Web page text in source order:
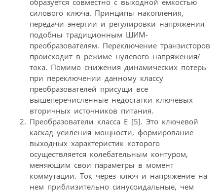
силового ключа. Принципы накопления,
передачи энергии и регулировки напряжения
подобны традиционным ШИМ-
преобразователям. Переключение транзисторов
происходит в режиме нулевого напряжения/
тока. Помимо снижения динамических потерь
при переключении данному классу
преобразователей присущи все
вышеперечисленные недостатки ключевых
вторичных источников питания.
Преобразователи класса Е [5]. Это ключевой
каскад усиления мощности, формирование
выходных характеристик которого
осуществляется колебательным контуром,
меняющим свои параметры в момент
коммутации. Ток через ключ и напряжение на
нем приблизительно синусоидальные, чем